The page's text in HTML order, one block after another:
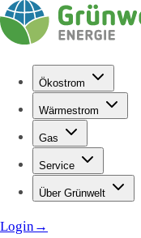
Ökostrom
Wärmestrom
Gas
Service
Über Grünwelt
Login→